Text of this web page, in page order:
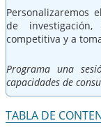
Personalizaremos
de
competitiva y a
Programa una
capacidades de
TABLA DE